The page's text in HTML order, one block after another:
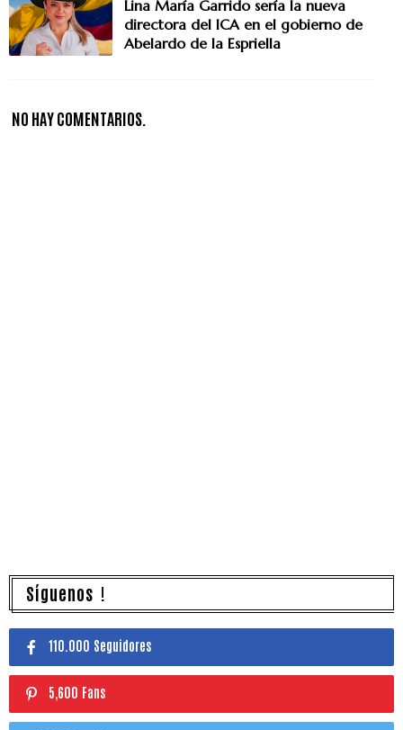
Lina María Garrido sería la nueva
directora del ICA en el gobierno de
Abelardo de la Espriella
NO HAY COMENTARIOS.
Síguenos !
110.000 Seguidores
5,600 Fans